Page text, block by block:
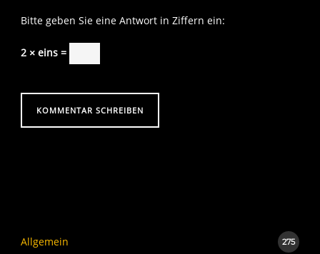
Bitte geben Sie eine Antwort in Ziffern ein:
2 × eins =
Allgemein 275